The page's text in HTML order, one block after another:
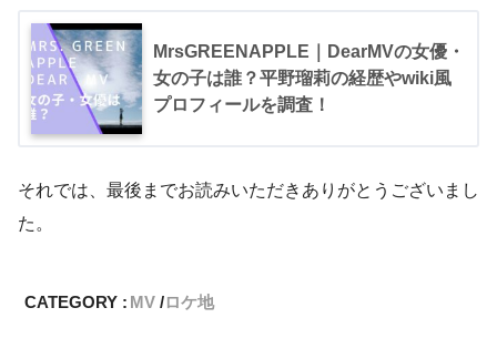
MrsGREENAPPLE｜DearMVの女優・
女の子は誰？平野瑠莉の経歴やwiki風
プロフィールを調査！
それでは、最後までお読みいただきありがとうございまし
た。
CATEGORY : MV ロケ地